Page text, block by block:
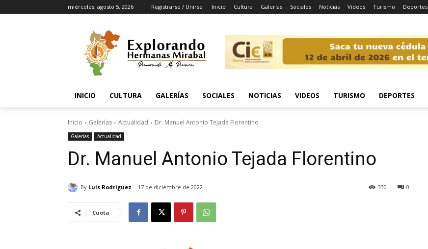
miércoles, agosto 5, 2026 Registrarse / Unirse Inicio Cultura Galerías Sociales Noticias Videos Turismo Deportes
INICIO CULTURA GALERÍAS SOCIALES NOTICIAS VIDEOS TURISMO DEPORTES
Inicio Galerías Actualidad Dr. Manuel Antonio Tejada Florentino
Galerías Actualidad
Dr. Manuel Antonio Tejada Florentino
By Luis Rodriguez 17 de diciembre de 2022 0
330
Cuota